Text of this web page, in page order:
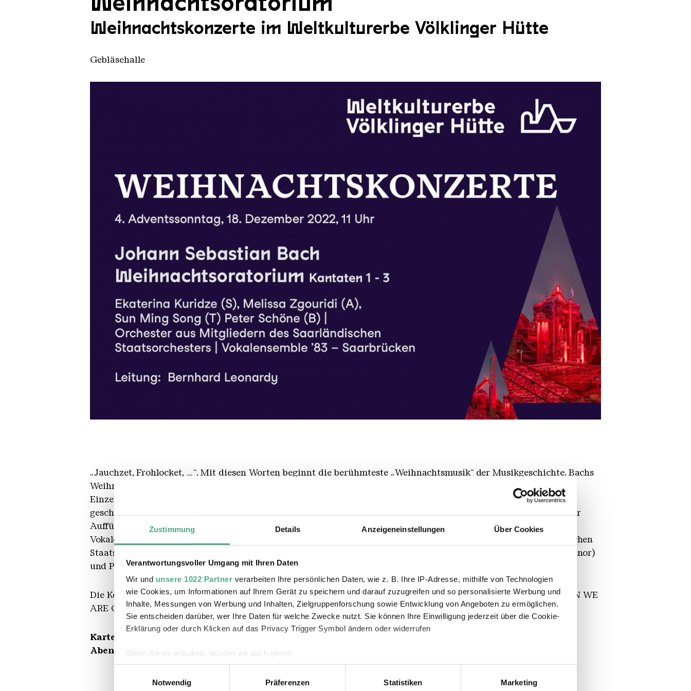
Zustimmung Details Anzeigeneinstellungen Über Cookies
Verantwortungsvoller Umgang mit Ihren Daten
Wir und unsere 1022 Partner verarbeiten Ihre persönlichen Daten, wie z. B. Ihre IP-Adresse, mithilfe von Technologien
wie Cookies, um Informationen auf Ihrem Gerät zu speichern und darauf zuzugreifen und so personalisierte Werbung und
Inhalte, Messungen von Werbung und Inhalten, Zielgruppenforschung sowie Entwicklung von Angeboten zu ermöglichen.
Sie entscheiden darüber, wer Ihre Daten für welche Zwecke nutzt. Sie können Ihre Einwilligung jederzeit über die Cookie-
Erklärung oder durch Klicken auf das Privacy Trigger Symbol ändern oder widerrufen
Wenn Sie es erlauben, würden wir auch gerne:
Informationen über Ihre geografische Lage erfassen, welche bis auf einige Meter genau sein können
Ihr Gerät durch aktives Scannen nach bestimmten Merkmalen (Fingerprinting) identifizieren
Notwendig
Präferenzen Statistiken Marketing
Weihnachtskonzerte im Weltkulturerbe Völklinger Hütte
Gebläsehalle
Weihnachtskonzerte 2022 Bach
„Jauchzet, Frohlocket, …“. Mit diesen Worten beginnt die berühmteste „Weihnachtsmusik“ der Musikgeschichte. Bachs
Weihnachtsoratorium ist nicht wie seine Vorgänger ein zusammenhängendes Werk, sondern besteht aus sechs
Einzelkanaten, die er für die sechs Festgottesdienste zwischen Weihnachten und Epiphanie (Dreikönigstag)
geschrieben hat. In der Vorweihnachtszeit und an den Festtagen selbst kommen meist die drei ersten Kantaten zur
Aufführung. So auch am 18. Dezember, 11 Uhr. In der Matinée zum vierten Advent singen und musizieren das
Vokalensemble ‘83 unter der Leitung von Bernhard Leonardy sowie ein Orchester aus Mitgliedern des Saarländischen
Staatsorchesters. Solisten der Matinée sind Ekaterina Kuridze (Sopran).Melissa Zgouridi (Alt), Sun Ming Song (Tenor)
und Peter Schöne (Bass).
Die Konzertkarte berechtigt am 18. Dezember auch zum Besuch der neuen Ausstellung JULIAN ROSEFELDT. WHEN WE
ARE GONE.
Karten zu 25 Euro / ermäßigt 15 Euro sind in unserem
Abendkasse erhältlich.